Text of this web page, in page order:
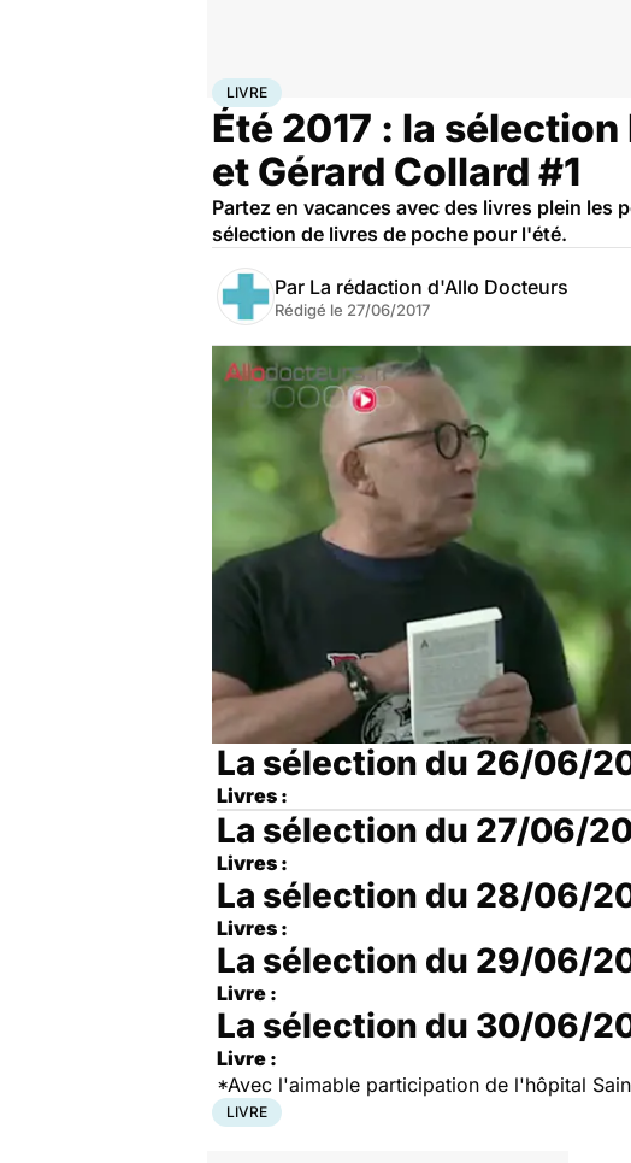
AccueilSanté
LIVRE
Été 2017 : la
et Gérard Collard #1
Partez en vacances avec des livres plein les
sélection de livres de poche pour l'été.
Par La rédaction d'Allo Docteurs
Rédigé le 27/06/2017
La sélection du 26/06/
Livres :
La sélection du 27/06/
Livres :
La sélection du 28/06/
Livres :
La sélection du 29/06/
Livre :
La sélection du 30/06/
Livre :
*Avec l'aimable participation de l'hôpital
LIVRE